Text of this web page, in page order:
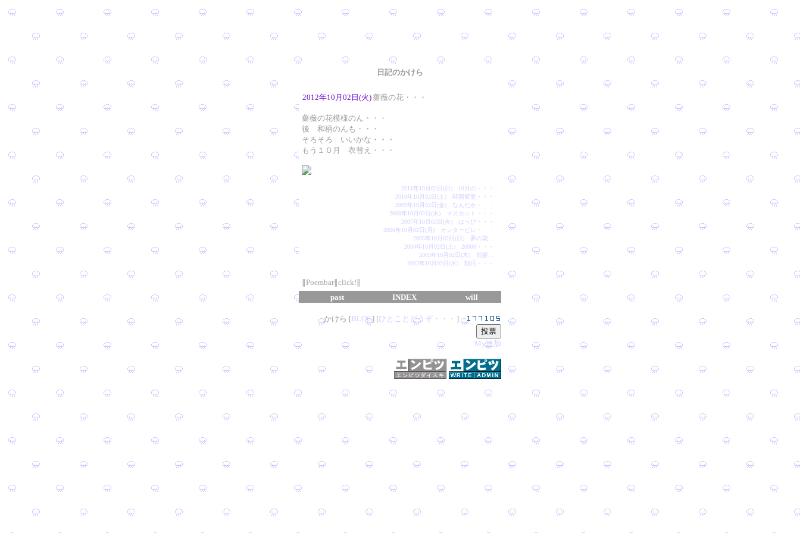
日記のかけら
2012年10月02日(火)薔薇の花・・・
薔薇の花模様のん・・・
後 和柄のんも・・・
そろそろ いいかな・・・
もう１０月 衣替え・・・
2011年10月02日(日) 10月の・・・
2010年10月02日(土) 時間変更・・・
2009年10月02日(金) なんだか・・・
2008年10月02日(木) マスカット・・・
2007年10月02日(火) はっぴ・・・
2006年10月02日(月) カンタービレ・・・
2005年10月02日(日) 夢の花…
2004年10月02日(土) 20000・・・
2003年10月02日(木) 前髪…
2002年10月02日(水) 朝日・・・
∥Poembar∥click!∥
past
INDEX will
かけら [BLOG] [ひとことどうぞ・・・ ］
My追加